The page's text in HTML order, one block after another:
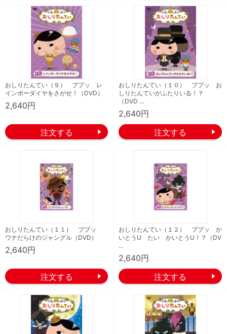
おしりたんてい（９） ププッ レ
インボーダイヤをさがせ！（DVD）
2,640円
おしりたんてい（１０） ププッ お
しりたんていがふたりいる！？
（DVD …
2,640円
おしりたんてい（１１） ププッ
ワナだらけのジャングル（DVD）
2,640円
おしりたんてい（１２） ププッ か
いとうU たい かいとうU！？（DV
…
2,640円